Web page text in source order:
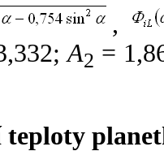
,
A2 =
teploty